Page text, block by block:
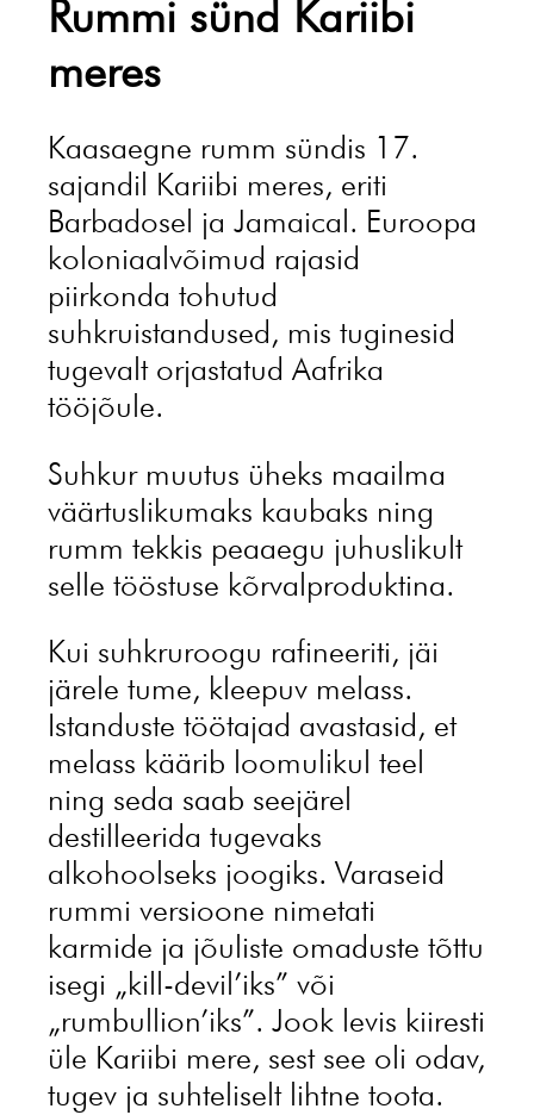
Rummi sünd Kariibi
meres
Kaasaegne rumm sündis 17.
sajandil Kariibi meres, eriti
Barbadosel ja Jamaical. Euroopa
koloniaalvõimud rajasid
piirkonda tohutud
suhkruistandused, mis tuginesid
tugevalt orjastatud Aafrika
tööjõule.
Suhkur muutus üheks maailma
väärtuslikumaks kaubaks ning
rumm tekkis peaaegu juhuslikult
selle tööstuse kõrvalproduktina.
Kui suhkruroogu rafineeriti, jäi
järele tume, kleepuv melass.
Istanduste töötajad avastasid, et
melass käärib loomulikul teel
ning seda saab seejärel
destilleerida tugevaks
alkohoolseks joogiks. Varaseid
rummi versioone nimetati
karmide ja jõuliste omaduste tõttu
isegi „kill-devil’iks” või
„rumbullion’iks”. Jook levis kiiresti
üle Kariibi mere, sest see oli odav,
tugev ja suhteliselt lihtne toota.